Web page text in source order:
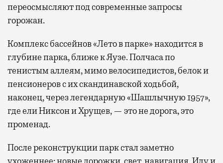
переосмысляют под современные запросы
горожан.
Комплекс бассейнов «Лето в парке» находится в
глубине парка, ближе к Яузе. Полчаса по
тенистым аллеям, мимо велосипедистов, белок и
пенсионеров с их скандинавской ходьбой,
наконец, через легендарную «Шашлычную 1957»,
где ели Никсон и Хрущев, — это не дорога, это
променад.
После реконструкции парк стал заметно